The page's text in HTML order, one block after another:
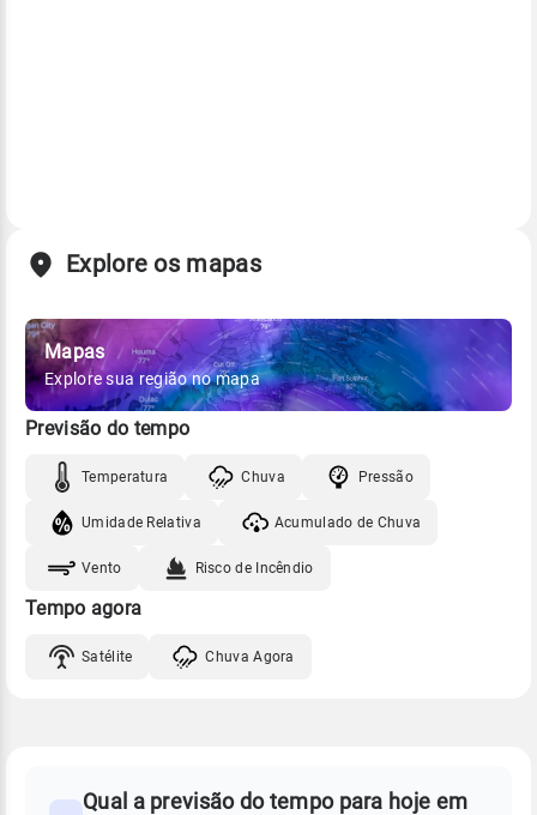
Explore os mapas
Mapas
Explore sua região no mapa
Previsão do tempo
Temperatura Chuva Pressão
Umidade Relativa Acumulado de Chuva
Vento Risco de Incêndio
Tempo agora
Satélite Chuva Agora
PREVISÃO Qual a previsão do tempo para hoje em